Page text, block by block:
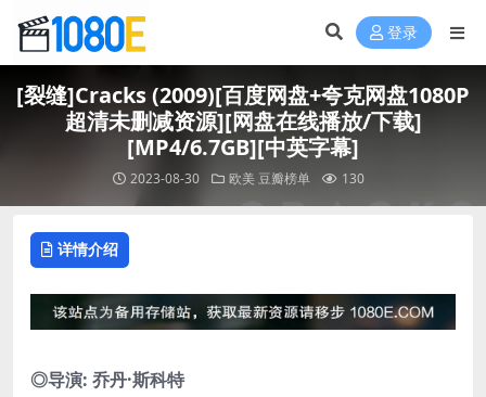
登录
[裂缝]Cracks (2009)[百度网盘+夸克网盘1080P
超清未删减资源][网盘在线播放/下载]
[MP4/6.7GB][中英字幕]
2023-08-30 欧美豆瓣榜单 130
详情介绍
◎导演: 乔丹·斯科特